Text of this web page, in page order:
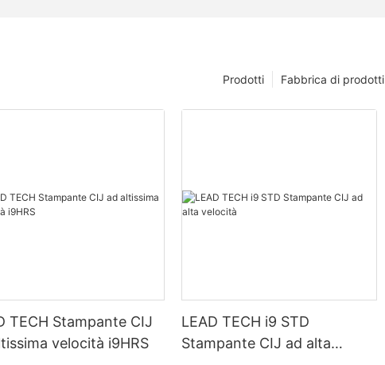
Fabbrica di prodotti
Prodotti
TECH Stampante CIJ
velocità i9HRS
LEAD TECH i9 STD
Stampante CIJ ad alta